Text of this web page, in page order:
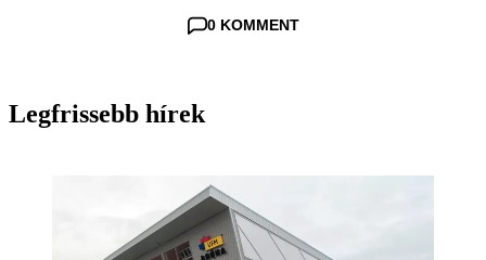
0 KOMMENT
Legfrissebb hírek